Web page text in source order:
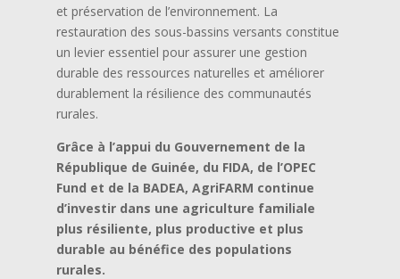
et préservation de l’environnement. La
restauration des sous-bassins versants constitue
un levier essentiel pour assurer une gestion
durable des ressources naturelles et améliorer
durablement la résilience des communautés
rurales.
Grâce à l’appui du Gouvernement de la
République de Guinée, du FIDA, de l’OPEC
Fund et de la BADEA, AgriFARM continue
d’investir dans une agriculture familiale
plus résiliente, plus productive et plus
durable au bénéfice des populations
rurales.